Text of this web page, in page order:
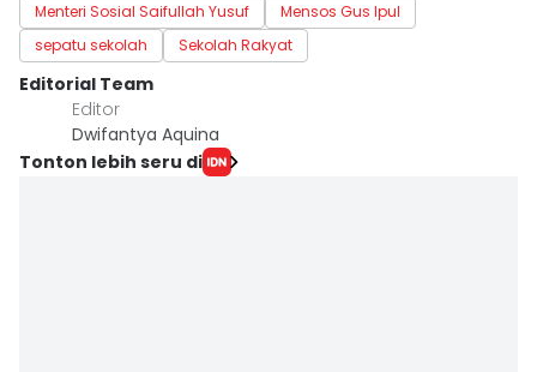
Menteri Sosial Saifullah Yusuf
Mensos Gus Ipul
sepatu sekolah
Sekolah Rakyat
Editorial Team
Editor
Dwifantya Aquina
Tonton lebih seru di